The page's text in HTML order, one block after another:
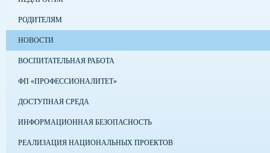
РОДИТЕЛЯМ
НОВОСТИ
ВОСПИТАТЕЛЬНАЯ РАБОТА
ФП «ПРОФЕССИОНАЛИТЕТ»
ДОСТУПНАЯ СРЕДА
ИНФОРМАЦИОННАЯ БЕЗОПАСНОСТЬ
РЕАЛИЗАЦИЯ НАЦИОНАЛЬНЫХ ПРОЕКТОВ